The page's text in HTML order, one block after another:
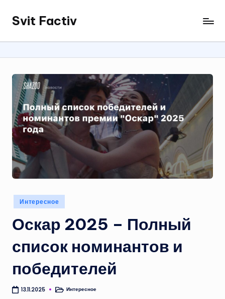
Перейти
содержимому
Svit Factiv
Опубликовано
в
Интересное
Оскар 2025 – Полный
список номинантов и
победителей
13.11.2025
Опубликовано
Интересное